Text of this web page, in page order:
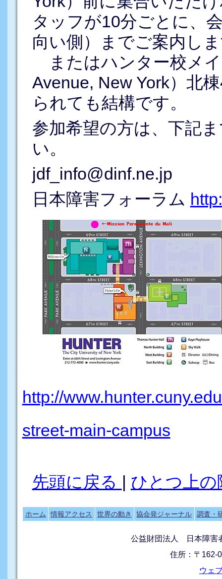
タッフが10分ごとに、
向い側）までご案内し
またはハンター校メ
Avenue, New York）北
られても結構です。
参加希望の方は、下記
い。
jdf_info@dinf.ne.jp
日本障害フォーラム
http://
street-main-campus
先頭に戻る ひとつ上の
ホーム 情報アクセス 世界の動き 協会発ジャーナル 調査・
公益財団法人 日本障害
住所：〒162-
ウェ